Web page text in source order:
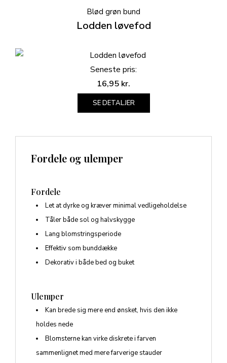
Blød grøn bund
Lodden løvefod
Fordele og ulemper
Fordele
Let at dyrke og kræver minimal vedligeholdelse
Tåler både sol og halvskygge
Lang blomstringsperiode
Effektiv som bunddække
Dekorativ i både bed og buket
Ulemper
Kan brede sig mere end ønsket, hvis den ikke
holdes nede
Blomsterne kan virke diskrete i farven
sammenlignet med mere farverige stauder
Seneste pris:
16,95 kr.
SE DETALJER